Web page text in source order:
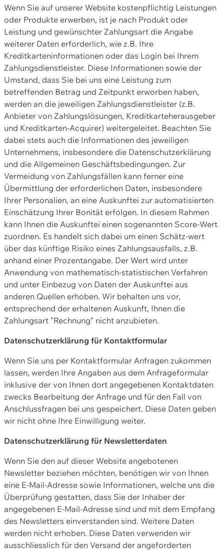
Wenn Sie auf unserer Website kostenpflichtig Leistungen
oder Produkte erwerben, ist je nach Produkt oder
Leistung und gewünschter Zahlungsart die Angabe
weiterer Daten erforderlich, wie z.B. Ihre
Kreditkarteninformationen oder das Login bei Ihrem
Zahlungsdienstleister. Diese Informationen sowie der
Umstand, dass Sie bei uns eine Leistung zum
betreffenden Betrag und Zeitpunkt erworben haben,
werden an die jeweiligen Zahlungsdienstleister (z.B.
Anbieter von Zahlungslösungen, Kreditkarteherausgeber
und Kreditkarten-Acquirer) weitergeleitet. Beachten Sie
dabei stets auch die Informationen des jeweiligen
Unternehmens, insbesondere die Datenschutzerklärung
und die Allgemeinen Geschäftsbedingungen. Zur
Vermeidung von Zahlungsfällen kann ferner eine
Übermittlung der erforderlichen Daten, insbesondere
Ihrer Personalien, an eine Auskunftei zur automatisierten
Einschätzung Ihrer Bonität erfolgen. In diesem Rahmen
kann Ihnen die Auskunftei einen sogenannten Score-Wert
zuordnen. Es handelt sich dabei um einen Schätz-wert
über das künftige Risiko eines Zahlungsausfalls, z.B.
anhand einer Prozentangabe. Der Wert wird unter
Anwendung von mathematisch-statistischen Verfahren
und unter Einbezug von Daten der Auskunftei aus
anderen Quellen erhoben. Wir behalten uns vor,
entsprechend der erhaltenen Auskunft, Ihnen die
Zahlungsart "Rechnung" nicht anzubieten.
Datenschutzerklärung für Kontaktformular
Wenn Sie uns per Kontaktformular Anfragen zukommen
lassen, werden Ihre Angaben aus dem Anfrageformular
inklusive der von Ihnen dort angegebenen Kontaktdaten
zwecks Bearbeitung der Anfrage und für den Fall von
Anschlussfragen bei uns gespeichert. Diese Daten geben
wir nicht ohne Ihre Einwilligung weiter.
Datenschutzerklärung für Newsletterdaten
Wenn Sie den auf dieser Website angebotenen
Newsletter beziehen möchten, benötigen wir von Ihnen
eine E-Mail-Adresse sowie Informationen, welche uns die
Überprüfung gestatten, dass Sie der Inhaber der
angegebenen E-Mail-Adresse sind und mit dem Empfang
des Newsletters einverstanden sind. Weitere Daten
werden nicht erhoben. Diese Daten verwenden wir
ausschliesslich für den Versand der angeforderten